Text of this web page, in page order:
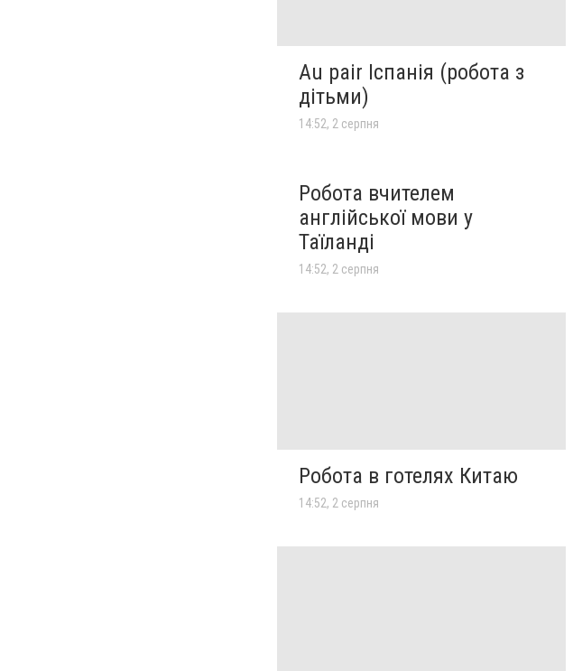
Au pair Іспанія (робота з
дітьми)
14:52, 2 серпня
Робота вчителем
англійської мови у
Таїланді
14:52, 2 серпня
Робота в готелях Китаю
14:52, 2 серпня